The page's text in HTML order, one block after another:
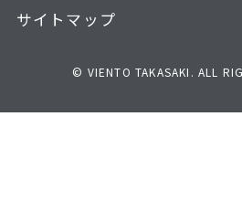
サイトマップ
© VIENTO TAKASAKI. ALL